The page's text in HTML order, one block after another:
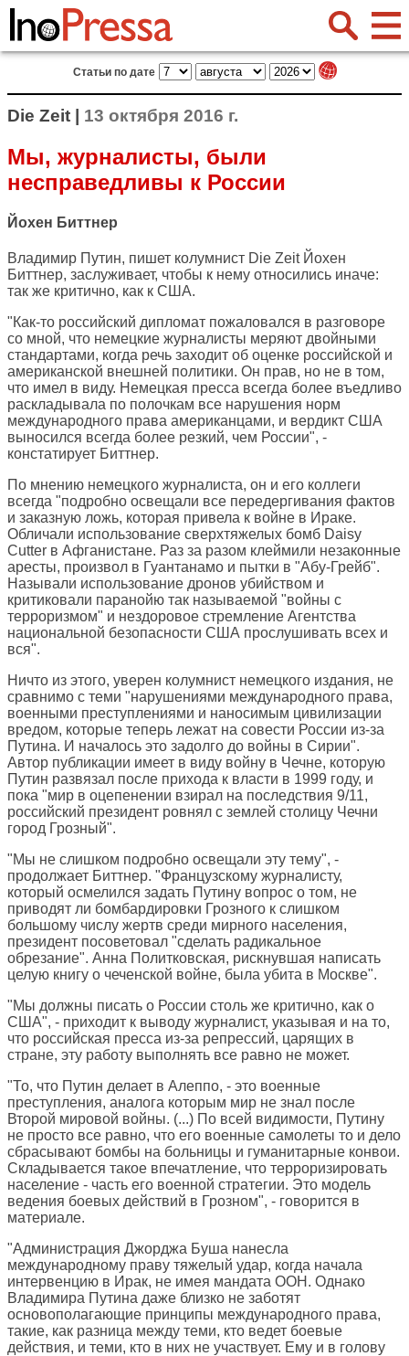
Статьи по дате
Die Zeit | 13 октября 2016 г.
Мы, журналисты, были
несправедливы к России
Йохен Биттнер
Владимир Путин, пишет колумнист Die ZeitЙохен
Биттнер, заслуживает, чтобы к нему относились иначе:
так же критично, как к США.
"Как-то российский дипломат пожаловался в разговоре
со мной, что немецкие журналисты меряют двойными
стандартами, когда речь заходит об оценке российской и
американской внешней политики. Он прав, но не в том,
что имел в виду. Немецкая пресса всегда более въедливо
раскладывала по полочкам все нарушения норм
международного права американцами, и вердикт США
выносился всегда более резкий, чем России", -
констатирует Биттнер.
По мнению немецкого журналиста, он и его коллеги
всегда "подробно освещали все передергивания фактов
и заказную ложь, которая привела к войне в Ираке.
Обличали использование сверхтяжелых бомб Daisy
Cutter в Афганистане. Раз за разом клеймили незаконные
аресты, произвол в Гуантанамо и пытки в "Абу-Грейб".
Называли использование дронов убийством и
критиковали паранойю так называемой "войны с
терроризмом" и нездоровое стремление Агентства
национальной безопасности США прослушивать всех и
вся".
Ничто из этого, уверен колумнист немецкого издания, не
сравнимо с теми "нарушениями международного права,
военными преступлениями и наносимым цивилизации
вредом, которые теперь лежат на совести России из-за
Путина. И началось это задолго до войны в Сирии".
Автор публикации имеет в виду войну в Чечне, которую
Путин развязал после прихода к власти в 1999 году, и
пока "мир в оцепенении взирал на последствия 9/11,
российский президент ровнял с землей столицу Чечни
город Грозный".
"Мы не слишком подробно освещали эту тему", -
продолжает Биттнер. "Французскому журналисту,
который осмелился задать Путину вопрос о том, не
приводят ли бомбардировки Грозного к слишком
большому числу жертв среди мирного населения,
президент посоветовал "сделать радикальное
обрезание". Анна Политковская, рискнувшая написать
целую книгу о чеченской войне, была убита в Москве".
"Мы должны писать о России столь же критично, как о
США", - приходит к выводу журналист, указывая и на то,
что российская пресса из-за репрессий, царящих в
стране, эту работу выполнять все равно не может.
"То, что Путин делает в Алеппо, - это военные
преступления, аналога которым мир не знал после
Второй мировой войны. (...) По всей видимости, Путину
не просто все равно, что его военные самолеты то и дело
сбрасывают бомбы на больницы и гуманитарные конвои.
Складывается такое впечатление, что терроризировать
население - часть его военной стратегии. Это модель
ведения боевых действий в Грозном", - говорится в
материале.
"Администрация Джорджа Буша нанесла
международному праву тяжелый удар, когда начала
интервенцию в Ирак, не имея мандата ООН. Однако
Владимира Путина даже близко не заботят
основополагающие принципы международного права,
такие, как разница между теми, кто ведет боевые
действия, и теми, кто в них не участвует. Ему и в голову